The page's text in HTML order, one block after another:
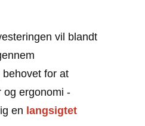
vil blandt
for at
og ergonomi -
en langsigtet